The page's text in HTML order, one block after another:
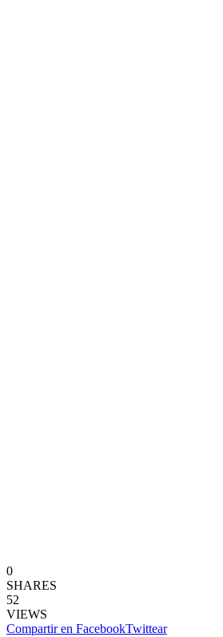
0
SHARES
52
VIEWS
Compartir en FacebookTwittear